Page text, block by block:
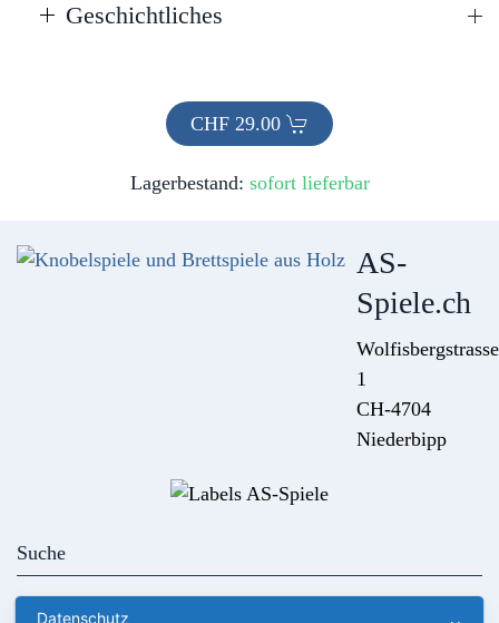
Geschichtliches
CHF 29.00
Lagerbestand: sofort lieferbar
AS-
Spiele.ch
Wolfisbergstrasse
1
CH-4704
Niederbipp
Kontakt
Datenschutz